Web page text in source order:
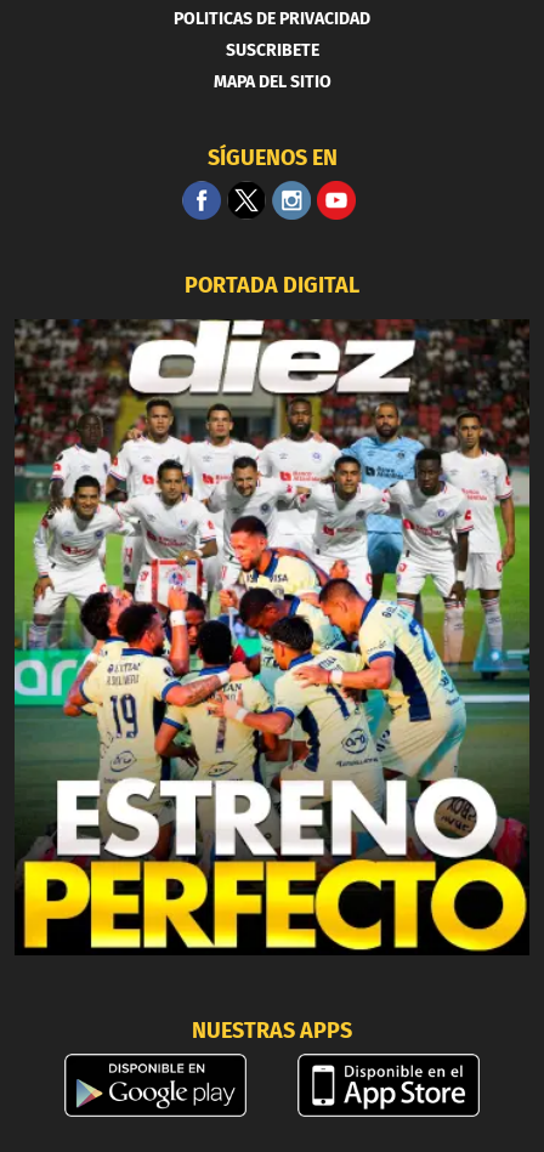
POLITICAS DE PRIVACIDAD
SUSCRIBETE
MAPA DEL SITIO
SÍGUENOS EN
PORTADA DIGITAL
NUESTRAS APPS